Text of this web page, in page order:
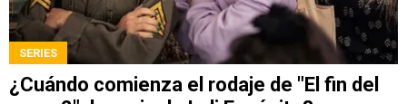
SERIES
¿Cuándo comienza el rodaje de "El fin del